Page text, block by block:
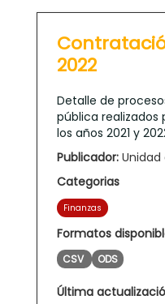
2022
Detalle de
pública realizados
los años 2021 y
Publicador:
Categorias
Finanzas
Formatos
CSV ODS
Última